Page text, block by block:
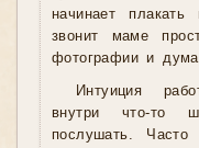
начинает
звонит маме
фотографии и
Интуиция
внутри что-
послушать.